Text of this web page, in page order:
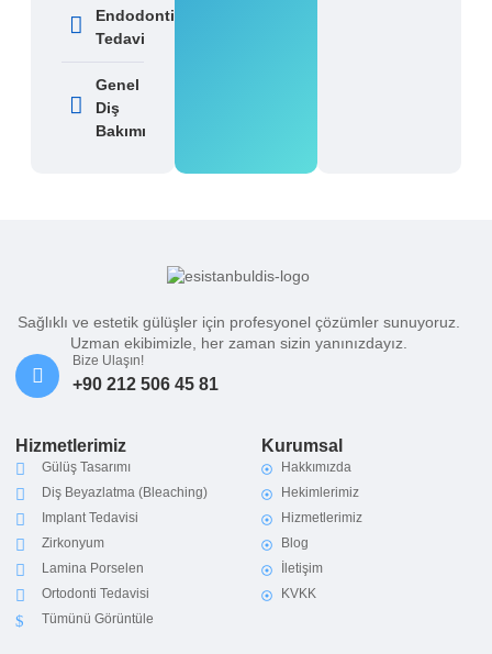
Endodontik
Tedavi
Genel
Diş
Bakımı
Sağlıklı ve estetik gülüşler için profesyonel çözümler sunuyoruz.
Uzman ekibimizle, her zaman sizin yanınızdayız.
Bize Ulaşın!
+90 212 506 45 81
Hizmetlerimiz
Gülüş Tasarımı
Diş Beyazlatma (Bleaching)
Implant Tedavisi
Zirkonyum
Lamina Porselen
Ortodonti Tedavisi
Tümünü Görüntüle
Kurumsal
Hakkımızda
Hekimlerimiz
Hizmetlerimiz
Blog
İletişim
KVKK